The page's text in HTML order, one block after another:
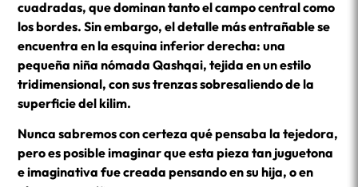
cuadradas, que dominan tanto el campo central como
los bordes. Sin embargo, el detalle más entrañable se
encuentra en la esquina inferior derecha: una
pequeña niña nómada Qashqai, tejida en un estilo
tridimensional, con sus trenzas sobresaliendo de la
superficie del kilim.
Nunca sabremos con certeza qué pensaba la tejedora,
pero es posible imaginar que esta pieza tan juguetona
e imaginativa fue creada pensando en su hija, o en